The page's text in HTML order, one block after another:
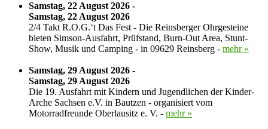
Samstag, 22 August 2026 -
Samstag, 22 August 2026
2/4 Takt R.O.G.‘t Das Fest - Die Reinsberger Ohrgesteine
bieten Simson-Ausfahrt, Prüfstand, Burn-Out Area, Stunt-
Show, Musik und Camping - in 09629 Reinsberg - mehr »
Samstag, 29 August 2026 -
Samstag, 29 August 2026
Die 19. Ausfahrt mit Kindern und Jugendlichen der Kinder-
Arche Sachsen e.V. in Bautzen - organisiert vom
Motorradfreunde Oberlausitz e. V. - mehr »